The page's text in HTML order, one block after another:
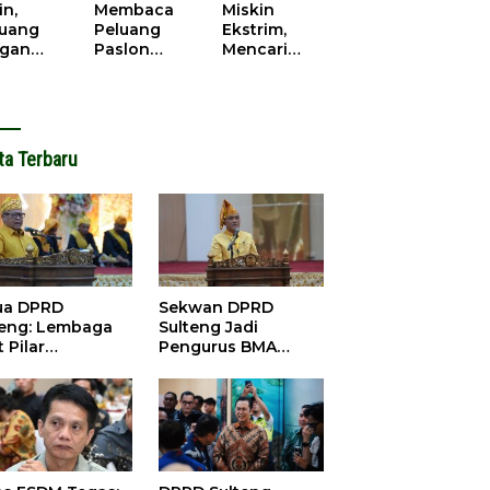
Parigi
Moutong.
Motor
Membaca
Peluang
Paslon
Miskin
Ekstrim,
Mencari
Terbaru
DPRD
Lembaga
Pilar
Sekwan DPRD
Sulteng Jadi
Pengurus BMA
Perkuat Pelestarian
Adat